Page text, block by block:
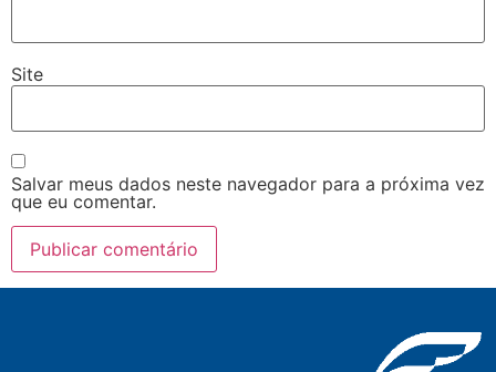
Site
Salvar meus dados neste navegador para a próxima vez
que eu comentar.